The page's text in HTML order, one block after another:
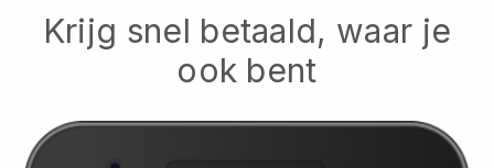
Krijg snel betaald, waar je
ook bent